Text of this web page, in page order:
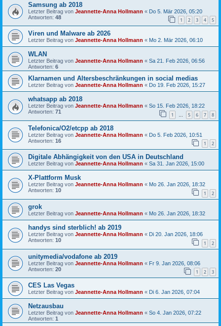
Samsung ab 2018
Letzter Beitrag von Jeannette-Anna Hollmann « Do 5. Mär 2026, 05:20
Antworten: 48 1 2 3 4 5
Viren und Malware ab 2026
Letzter Beitrag von Jeannette-Anna Hollmann « Mo 2. Mär 2026, 06:10
WLAN
Letzter Beitrag von Jeannette-Anna Hollmann « Sa 21. Feb 2026, 06:56
Antworten: 6
Klarnamen und Altersbeschränkungen in social medias
Letzter Beitrag von Jeannette-Anna Hollmann « Do 19. Feb 2026, 15:27
whatsapp ab 2018
Letzter Beitrag von Jeannette-Anna Hollmann « So 15. Feb 2026, 18:22
Antworten: 71 1 … 5 6 7 8
Telefonica/O2/etcpp ab 2018
Letzter Beitrag von Jeannette-Anna Hollmann « Do 5. Feb 2026, 10:51
Antworten: 16 1 2
Digitale Abhängigkeit von den USA in Deutschland
Letzter Beitrag von Jeannette-Anna Hollmann « Sa 31. Jan 2026, 15:00
X-Plattform Musk
Letzter Beitrag von Jeannette-Anna Hollmann « Mo 26. Jan 2026, 18:32
Antworten: 10 1 2
grok
Letzter Beitrag von Jeannette-Anna Hollmann « Mo 26. Jan 2026, 18:32
handys sind sterblich! ab 2019
Letzter Beitrag von Jeannette-Anna Hollmann « Di 20. Jan 2026, 18:06
Antworten: 10 1 2
unitymedia/vodafone ab 2019
Letzter Beitrag von Jeannette-Anna Hollmann « Fr 9. Jan 2026, 08:06
Antworten: 20 1 2 3
CES Las Vegas
Letzter Beitrag von Jeannette-Anna Hollmann « Di 6. Jan 2026, 07:04
Netzausbau
Letzter Beitrag von Jeannette-Anna Hollmann « So 4. Jan 2026, 07:22
Antworten: 1